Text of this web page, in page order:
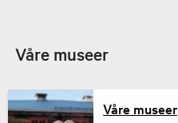
Våre museer
Våre museer